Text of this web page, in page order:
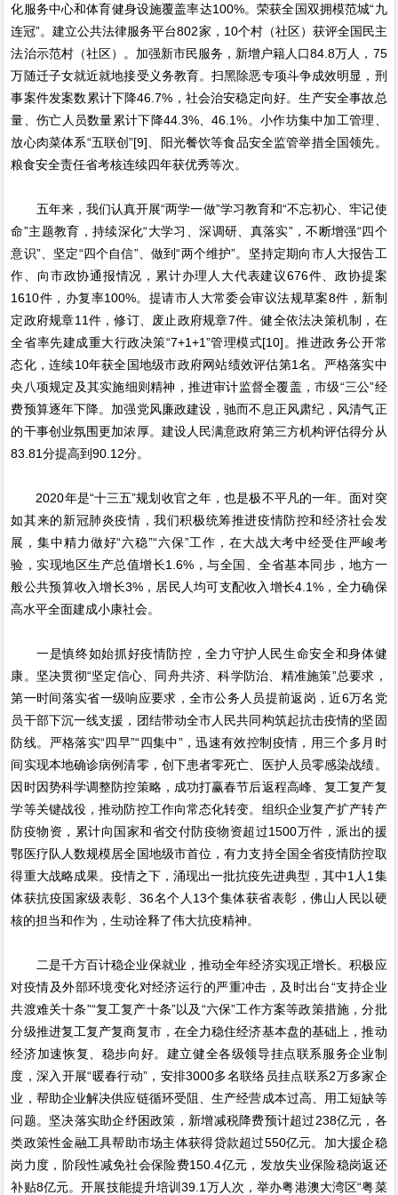
化服务中心和体育健身设施覆盖率达100%。荣获全国双拥模范城“九
连冠”。建立公共法律服务平台802家，10个村（社区）获评全国民主
法治示范村（社区）。加强新市民服务，新增户籍人口84.8万人，75
万随迁子女就近就地接受义务教育。扫黑除恶专项斗争成效明显，刑
事案件发案数累计下降46.7%，社会治安稳定向好。生产安全事故总
量、伤亡人员数量累计下降44.3%、46.1%。小作坊集中加工管理、
放心肉菜体系“五联创”[9]、阳光餐饮等食品安全监管举措全国领先。
粮食安全责任省考核连续四年获优秀等次。
五年来，我们认真开展“两学一做”学习教育和“不忘初心、牢记使
命”主题教育，持续深化“大学习、深调研、真落实”，不断增强“四个
意识”、坚定“四个自信”、做到“两个维护”。坚持定期向市人大报告工
作、向市政协通报情况，累计办理人大代表建议676件、政协提案
1610件，办复率100%。提请市人大常委会审议法规草案8件，新制
定政府规章11件，修订、废止政府规章7件。健全依法决策机制，在
全省率先建成重大行政决策“7+1+1”管理模式[10]。推进政务公开常
态化，连续10年获全国地级市政府网站绩效评估第1名。严格落实中
央八项规定及其实施细则精神，推进审计监督全覆盖，市级“三公”经
费预算逐年下降。加强党风廉政建设，驰而不息正风肃纪，风清气正
的干事创业氛围更加浓厚。建设人民满意政府第三方机构评估得分从
83.81分提高到90.12分。
2020年是“十三五”规划收官之年，也是极不平凡的一年。面对突
如其来的新冠肺炎疫情，我们积极统筹推进疫情防控和经济社会发
展，集中精力做好“六稳”“六保”工作，在大战大考中经受住严峻考
验，实现地区生产总值增长1.6%，与全国、全省基本同步，地方一
般公共预算收入增长3%，居民人均可支配收入增长4.1%，全力确保
高水平全面建成小康社会。
一是慎终如始抓好疫情防控，全力守护人民生命安全和身体健
康。坚决贯彻“坚定信心、同舟共济、科学防治、精准施策”总要求，
第一时间落实省一级响应要求，全市公务人员提前返岗，近6万名党
员干部下沉一线支援，团结带动全市人民共同构筑起抗击疫情的坚固
防线。严格落实“四早”“四集中”，迅速有效控制疫情，用三个多月时
间实现本地确诊病例清零，创下患者零死亡、医护人员零感染战绩。
因时因势科学调整防控策略，成功打赢春节后返程高峰、复工复产复
学等关键战役，推动防控工作向常态化转变。组织企业复产扩产转产
防疫物资，累计向国家和省交付防疫物资超过1500万件，派出的援
鄂医疗队人数规模居全国地级市首位，有力支持全国全省疫情防控取
得重大战略成果。疫情之下，涌现出一批抗疫先进典型，其中1人1集
体获抗疫国家级表彰、36名个人13个集体获省表彰，佛山人民以硬
核的担当和作为，生动诠释了伟大抗疫精神。
二是千方百计稳企业保就业，推动全年经济实现正增长。积极应
对疫情及外部环境变化对经济运行的严重冲击，及时出台“支持企业
共渡难关十条”“复工复产十条”以及“六保”工作方案等政策措施，分批
分级推进复工复产复商复市，在全力稳住经济基本盘的基础上，推动
经济加速恢复、稳步向好。建立健全各级领导挂点联系服务企业制
度，深入开展“暖春行动”，安排3000多名联络员挂点联系2万多家企
业，帮助企业解决供应链循环受阻、生产经营成本过高、用工短缺等
问题。坚决落实助企纾困政策，新增减税降费预计超过238亿元，各
类政策性金融工具帮助市场主体获得贷款超过550亿元。加大援企稳
岗力度，阶段性减免社会保险费150.4亿元，发放失业保险稳岗返还
补贴8亿元。开展技能提升培训39.1万人次，举办粤港澳大湾区“粤菜